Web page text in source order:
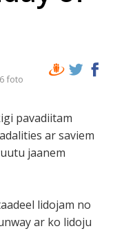
foto
pavadiitam
ar saviem
jaanem
lidojam no
ar ko lidoju